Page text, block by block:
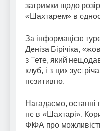
затримки щодо
«Шахтарем» в
За інформацією
Деніза Бірічіка,
з Тете, який
клуб, і в цих
позитивно.
Нагадаємо, останні
не в «Шахтарі».
ФІФА про